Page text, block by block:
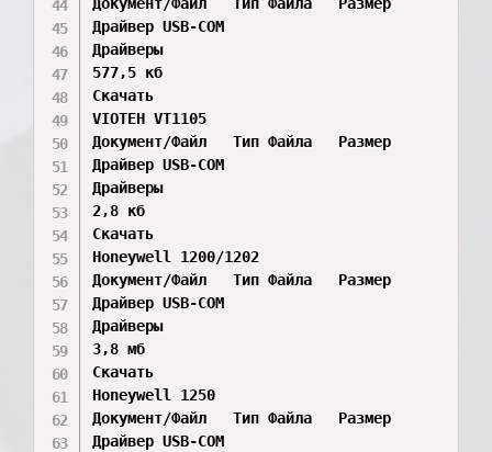
Драйвер USB-COM
Драйверы
577,5 кб
Скачать
VIOTEH VT1105
Документ/Файл	Тип Файла	Размер
Драйвер USB-COM
Драйверы
2,8 кб
Скачать
Honeywell 1200/1202
Документ/Файл	Тип Файла	Размер
Драйвер USB-COM
Драйверы
3,8 мб
Скачать
Honeywell 1250
Документ/Файл	Тип Файла	Размер
Драйвер USB-COM